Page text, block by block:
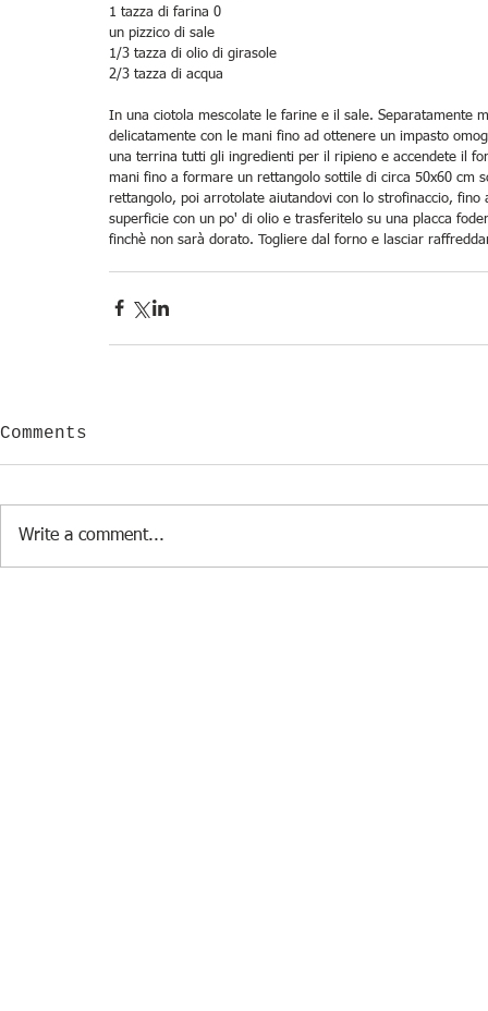
1 tazza di farina 0
un pizzico di sale
1/3 tazza di olio di girasole
2/3 tazza di acqua
In una ciotola mescolate le farine e il sale. Separatamente
delicatamente con le mani fino ad ottenere un impasto
una terrina tutti gli ingredienti per il ripieno e accendete il
mani fino a formare un rettangolo sottile di circa 50x60 cm
rettangolo, poi arrotolate aiutandovi con lo strofinaccio,
superficie con un po' di olio e trasferitelo su una placca
finchè non sarà dorato. Togliere dal forno e lasciar
Comments
Write a comment...